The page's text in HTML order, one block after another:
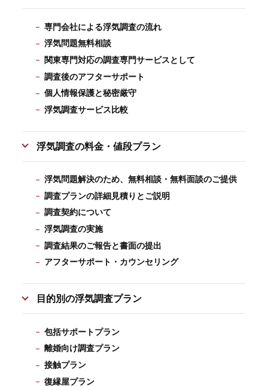
専門会社による浮気調査の流れ
浮気問題無料相談
関東専門対応の調査専門サービスとして
調査後のアフターサポート
個人情報保護と秘密厳守
浮気調査サービス比較
浮気調査の料金・値段プラン
浮気問題解決のため、無料相談・無料面談のご提供
調査プランの詳細見積りとご説明
調査契約について
浮気調査の実施
調査結果のご報告と書面の提出
アフターサポート・カウンセリング
目的別の浮気調査プラン
包括サポートプラン
離婚向け調査プラン
接触プラン
復縁屋プラン